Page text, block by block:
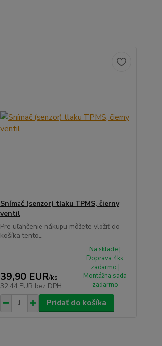
Snímač (senzor) tlaku TPMS, čierny
ventil
Pre uľahčenie nákupu môžete vložiť do
košíka tento...
39,90 EUR/ks
32,44 EUR bez DPH
Na sklade |
Doprava 4ks
zadarmo |
Montážna sada
zadarmo
Pridať do košíka